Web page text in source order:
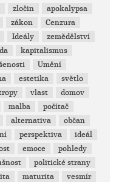
zločin
apokalypsa
zákon
Cenzura
Ideály
zemědělství
kapitalismus
Umění
estetika
světlo
vlast
domov
malba
počítač
alternativa
občan
perspektiva
ideál
emoce
pohledy
politické strany
maturita
vesmír